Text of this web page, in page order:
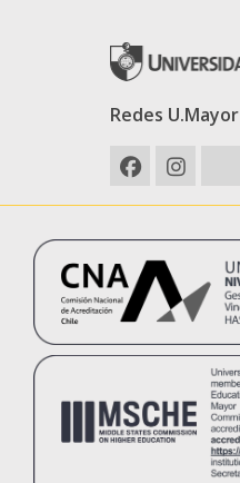
Redes U.Mayor